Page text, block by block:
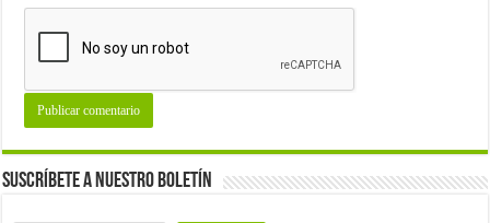
Suscríbete a nuestro Boletín